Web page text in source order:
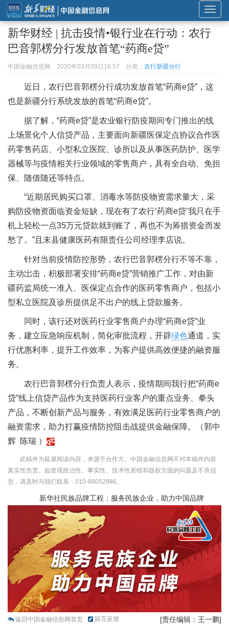
展
开
导
航
新华财经 | 抗击疫情•银行业在行动：农行
巴音郭楞分行发放首笔“药商e贷”
中国金融信息网 2020年03月09日16:57 分类： 农行新疆分行
近日，农行巴音郭楞分行成功发放首笔“药商e贷”，这
也是新疆分行系统发放的首笔“药商e贷”。
据了解，“药商e贷”是农业银行防疫期间专门推出的线
上场景化个人信贷产品，主要面向新疆医保定点协议合作医
药零售药店、小型私立医院、诊所以及从事医药防护、医学
器械等与疫情相关行业领域的零售商户，具有全自动、免担
保、随借随还等特点。
“近期居民购买口罩、消毒水等防疫物资需求量大，采
购防疫物资面临资金短缺，现在有了农行‘药商e贷’我只在手
机上轻松一点35万元贷款就到账了，再也不为筹措资金而发
愁了。”且末县健康医药有限责任公司经理李店说。
针对当前疫情防控形势，农行巴音郭楞分行不等不靠，
主动岀击，积极部署安排“药商e贷”营销推广工作，对由新
疆药监局统一准入、医保定点合作的医药零售商户，包括小
型私立医院及诊所提供足不出户的线上贷款服务。
同时，该行还对医药行业零售商户办理“药商e贷”业
务，建立应急响应机制，简化审批流程，开辟绿色通道，实
行优惠利率，提升工作效率，为客户提供高效便捷的融资服
务。
农行巴音郭楞分行负责人表示，疫情期间我行把“药商e
贷”线上信贷产品作为支持医药行业客户的重点业务、拳头
产品，不断创新产品与服务，有效满足医药行业零售商户的
融资需求，助力打赢疫情防控阻击战提供金融保障。（郭中
辉 陈瑞 ）
此稿件为延展阅读内容，来源于合作方。中国金融信息网不对本稿件内容
真实性负责。如发现政治性、事实性、技术性差错和版权方面的问题及不良信
息，请及时与我们联系：010-88052986。
新华社民族品牌工程：服务民族企业，助力中国品牌
返回中国金融信息网首页 留言反馈 [责任编辑：王一鹏]